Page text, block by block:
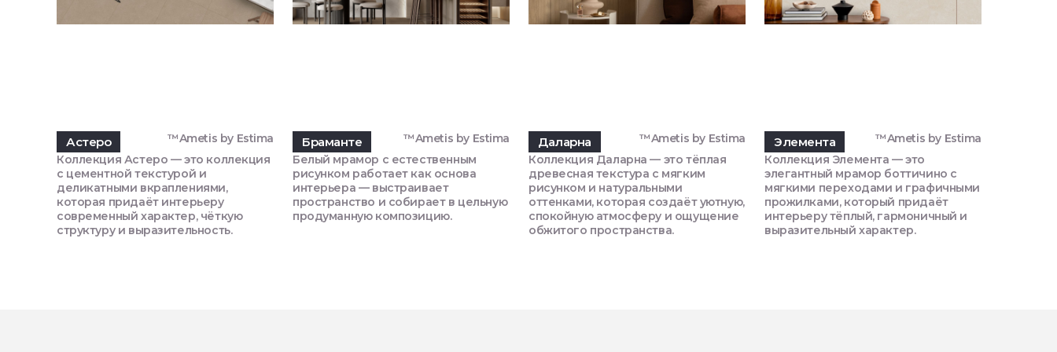
Астеро
™Ametis by Estima
Коллекция Астеро — это коллекция
с цементной текстурой и
деликатными вкраплениями,
которая придаёт интерьеру
современный характер, чёткую
структуру и выразительность.
Браманте
™Ametis by Estima
Белый мрамор с естественным
рисунком работает как основа
интерьера — выстраивает
пространство и собирает в цельную
продуманную композицию.
Даларна
™Ametis by Estima
Коллекция Даларна — это тёплая
древесная текстура с мягким
рисунком и натуральными
оттенками, которая создаёт уютную,
спокойную атмосферу и ощущение
обжитого пространства.
Элемента
™Ametis by Estima
Коллекция Элемента — это
элегантный мрамор боттичино с
мягкими переходами и графичными
прожилками, который придаёт
интерьеру тёплый, гармоничный и
выразительный характер.